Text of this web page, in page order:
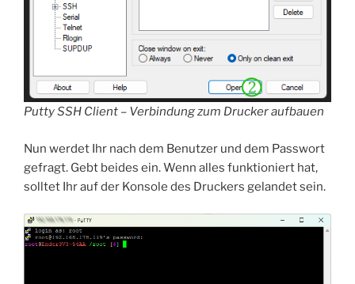
Putty SSH Client – Verbindung zum Drucker aufbauen
Nun werdet Ihr nach dem Benutzer und dem Passwort
gefragt. Gebt beides ein. Wenn alles funktioniert hat,
solltet Ihr auf der Konsole des Druckers gelandet sein.